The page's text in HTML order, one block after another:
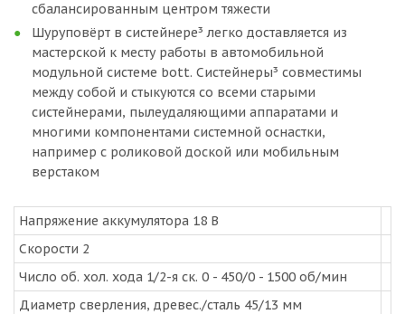
сбалансированным центром тяжести
Шуруповёрт в систейнере³ легко доставляется из
мастерской к месту работы в автомобильной
модульной системе bott. Систейнеры³ совместимы
между собой и стыкуются со всеми старыми
систейнерами, пылеудаляющими аппаратами и
многими компонентами системной оснастки,
например с роликовой доской или мобильным
верстаком
Напряжение аккумулятора 18 В
Скорости 2
Число об. хол. хода 1/2-я ск. 0 - 450/0 - 1500 об/мин
Диаметр сверления, древес./сталь 45/13 мм